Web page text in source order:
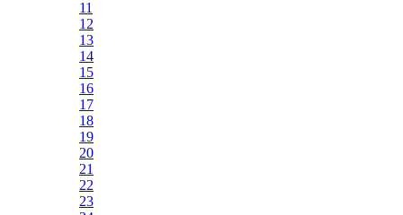
11
12
13
14
15
16
17
18
19
20
21
22
23